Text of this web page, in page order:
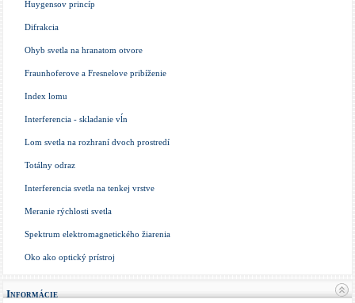
Huygensov princíp
Difrakcia
Ohyb svetla na hranatom otvore
Fraunhoferove a Fresnelove pribíženie
Index lomu
Interferencia - skladanie vĺn
Lom svetla na rozhraní dvoch prostredí
Totálny odraz
Interferencia svetla na tenkej vrstve
Meranie rýchlosti svetla
Spektrum elektromagnetického žiarenia
Oko ako optický prístroj
Informácie